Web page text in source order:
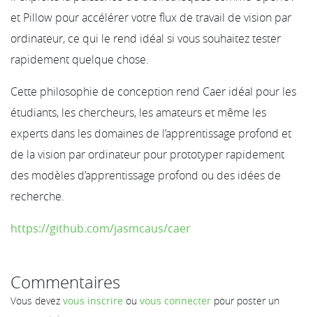
et Pillow pour accélérer votre flux de travail de vision par
ordinateur, ce qui le rend idéal si vous souhaitez tester
rapidement quelque chose.
Cette philosophie de conception rend Caer idéal pour les
étudiants, les chercheurs, les amateurs et même les
experts dans les domaines de l’apprentissage profond et
de la vision par ordinateur pour prototyper rapidement
des modèles d’apprentissage profond ou des idées de
recherche.
https://github.com/jasmcaus/caer
Commentaires
Vous devez vous inscrire ou vous connecter pour poster un